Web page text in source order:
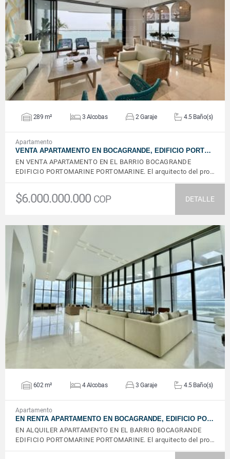
VER DETALLES
289 m² 3 Alcobas 2 Garaje 4.5 Baño(s)
Apartamento
VENTA APARTAMENTO EN BOCAGRANDE, EDIFICIO PORT…
EN VENTA APARTAMENTO EN EL BARRIO BOCAGRANDE
EDIFICIO PORTOMARINE PORTOMARINE. El arquitecto del pro…
$6.000.000.000 COP DETALLE
VER DETALLES
602 m² 4 Alcobas 3 Garaje 4.5 Baño(s)
Apartamento
EN RENTA APARTAMENTO EN BOCAGRANDE, EDIFICIO PO…
EN ALQUILER APARTAMENTO EN EL BARRIO BOCAGRANDE
EDIFICIO PORTOMARINE PORTOMARINE. El arquitecto del pro…